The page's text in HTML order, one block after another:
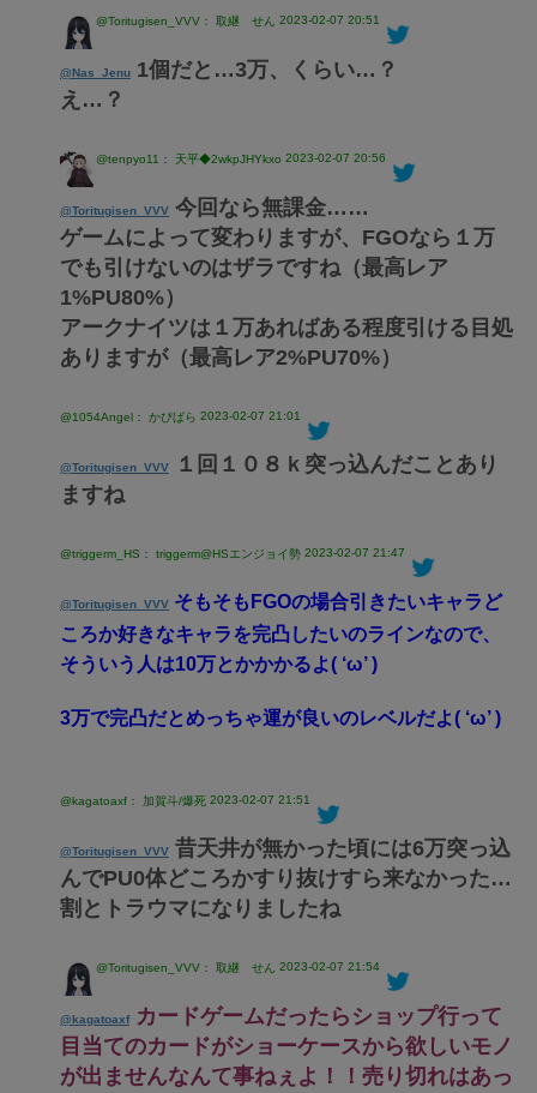
@Toritugisen_VVV： 取継 せん 2023-02-07 20:51
@Nas_Jenu 1個だと…3万、くらい…？
え…？
@tenpyo11： 天平◆2wkpJHYkxo 2023-02-07 20:56
@Toritugisen_VVV 今回なら無課金……
ゲームによって変わりますが、FGOなら１万
でも引けないのはザラですね（最高レア
1%PU80%）
アークナイツは１万あればある程度引ける目処
ありますが（最高レア2%PU70%）
@1054Angel： かぴばら 2023-02-07 21:01
@Toritugisen_VVV
１回１０８ｋ突っ込んだことあり
ますね
@triggerm_HS： triggerm@HSエンジョイ勢 2023-02-07 21:47
@Toritugisen_VVV そもそもFGOの場合引きたいキャラど
ころか好きなキャラを完凸したいのラインなので、
そういう人は10万とかかかるよ( ‘ω’ )
3万で完凸だとめっちゃ運が良いのレベルだよ( ‘ω’ )
@kagatoaxf： 加賀斗/爆死 2023-02-07 21:51
@Toritugisen_VVV 昔天井が無かった頃には6万突っ込
んでPU0体どころかすり抜けすら来なかった…
割とトラウマになりましたね
@Toritugisen_VVV： 取継 せん 2023-02-07 21:54
@kagatoaxf
カードゲームだったらショップ行って
目当てのカードがショーケースから欲しいモノ
が出ませんなんて事ねぇよ！！売り切れはあっ